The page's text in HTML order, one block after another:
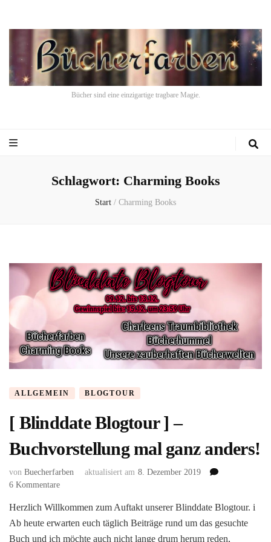
Bücher sind eine einzigartige tragbare Magie.
Schlagwort: Charming Books
Start / Charming Books
ALLGEMEIN BLOGTOUR
[ Blinddate Blogtour ] –
Buchvorstellung mal ganz anders!
von Buecherfarben aktualisiert am 8. Dezember 2019
6 Kommentarezu
Blinddate
Blogtour
]
Herzlich Willkommen zum Auftakt unserer Blinddate Blogtour. i
Ab heute erwarten euch täglich Beiträge rund um das gesuchte
Buch und ich möchte auch nicht lange drum herum reden,